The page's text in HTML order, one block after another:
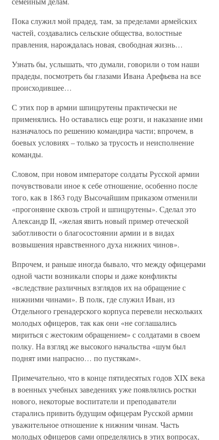
Пока служил мой прадед, там, за пределами армейских
частей, создавались сельские общества, волостные
правления, нарождалась новая, свободная жизнь…
Узнать бы, услышать, что думали, говорили о том наши
прадеды, посмотреть бы глазами Ивана Арефьева на все
происходившее…
С этих пор в армии шпицрутены практически не
применялись. Но оставались еще розги, и наказание ими
назначалось по решению командира части; впрочем, в
боевых условиях – только за трусость и неисполнение
команды.
Словом, при новом императоре солдаты Русской армии
почувствовали иное к себе отношение, особенно после
того, как в 1863 году Высочайшим приказом отменили
«прогоняние сквозь строй и шпицрутены». Сделал это
Александр II, «желая явить новый пример отеческой
заботливости о благосостоянии армии и в видах
возвышения нравственного духа нижних чинов».
Впрочем, и раньше иногда бывало, что между офицерами
одной части возникали споры и даже конфликты
«вследствие различных взглядов их на обращение с
нижними чинами». В полк, где служил Иван, из
Отдельного гренадерского корпуса перевели нескольких
молодых офицеров, так как они «не соглашались
мириться с жестоким обращением» с солдатами в своем
полку. На взгляд же высокого начальства «шум был
поднят ими напрасно… по пустякам».
Примечательно, что в конце пятидесятых годов XIX века
в военных учебных заведениях уже появлялись ростки
нового, некоторые воспитатели и преподаватели
старались привить будущим офицерам Русской армии
уважительное отношение к нижним чинам. Часть
молодых офицеров сами определялись в этих вопросах,